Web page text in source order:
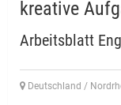
kreative
Arbeitsblatt
Deutschland /